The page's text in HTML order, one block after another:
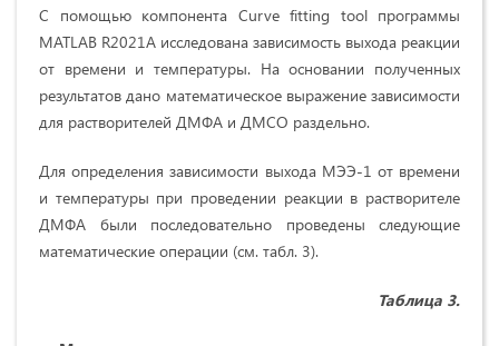
С помощью компонента Curve fitting tool программы
MATLAB R2021A исследована зависимость выхода реакции
от времени и температуры. На основании полученных
результатов дано математическое выражение зависимости
для растворителей ДМФА и ДМСО раздельно.
Для определения зависимости выхода МЭЭ-1 от времени
и температуры при проведении реакции в растворителе
ДМФА были последовательно проведены следующие
математические операции (см. табл. 3).
Таблица 3.